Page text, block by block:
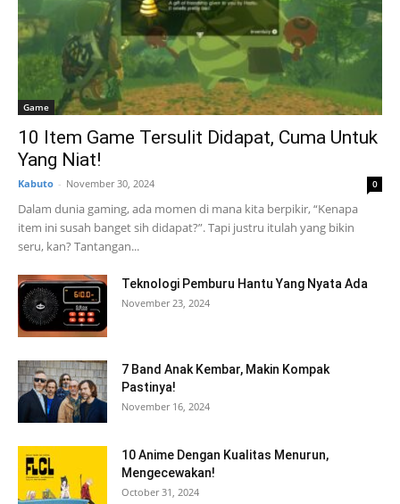
Game
10 Item Game Tersulit Didapat, Cuma Untuk
Yang Niat!
Kabuto - November 30, 2024 0
Dalam dunia gaming, ada momen di mana kita berpikir, “Kenapa
item ini susah banget sih didapat?”. Tapi justru itulah yang bikin
seru, kan? Tantangan...
Teknologi Pemburu Hantu Yang Nyata Ada
November 23, 2024
7 Band Anak Kembar, Makin Kompak
Pastinya!
November 16, 2024
10 Anime Dengan Kualitas Menurun,
Mengecewakan!
October 31, 2024